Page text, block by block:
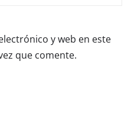
y web en este
que comente.